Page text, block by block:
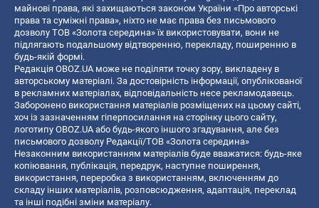
майнові права, які захищаються законом України «Про авторські
права та суміжні права», ніхто не має права без письмового
дозволу ТОВ «Золота середина» їх використовувати, вони не
підлягають подальшому відтворенню, перекладу, поширенню в
будь-якій формі.
Редакція OBOZ.UA може не поділяти точку зору, викладену в
авторському матеріалі. За достовірність інформації, опублікованої
в рекламних матеріалах, відповідальність несе рекламодавець.
Заборонено використання матеріалів розміщених на цьому сайті,
хоч із зазначенням гіперпосилання на сторінку цього сайту,
логотипу OBOZ.UA або будь-якого іншого згадування, але без
письмового дозволу Редакції/ТОВ «Золота середина»
Незаконним використанням матеріалів буде вважатися: будь-яке
копiювання, публiкацiя, передрук, наступне поширення,
використання, переробка з використанням, включенням до
складу інших матеріалів, розповсюдження, адаптація, переклад
та інші подібні зміни матеріалу.